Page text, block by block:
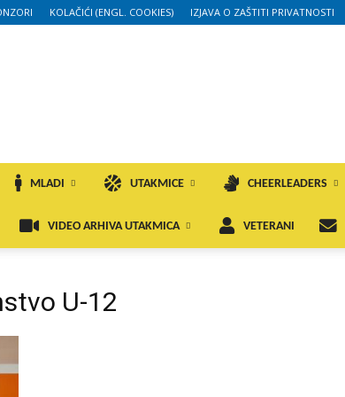
KOLAČIĆI (ENGL. COOKIES) IZJAVA O ZAŠTITI PRIVATNOSTI
MLADI UTAKMICE CHEERLEADERS
VIDEO ARHIVA UTAKMICA VETERANI
U-12